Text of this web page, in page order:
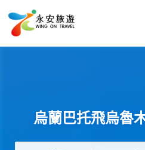
烏蘭巴托飛烏魯